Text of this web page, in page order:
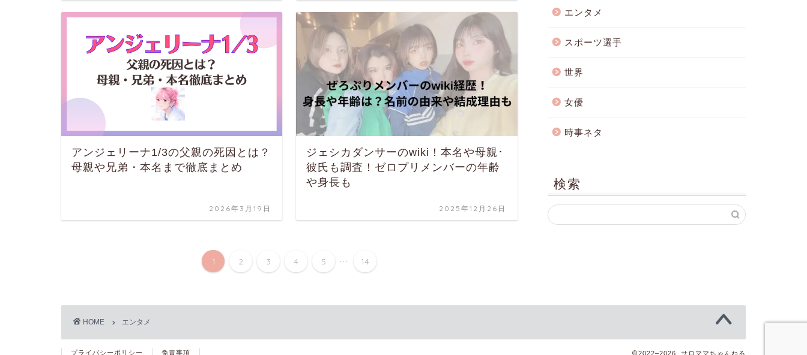
アンジェリーナ1/3の父親の死因とは？
母親や兄弟・本名まで徹底まとめ
2026年3月19日
ジェシカダンサーのwiki！本名や母親･
彼氏も調査！ゼロプリメンバーの年齢
や身長も
2025年12月26日
1 2 3 4 5 ... 14
エンタメ
スポーツ選手
世界
女優
時事ネタ
検索
HOME エンタメ
プライバシーポリシー 免責事項 2022–2026 サロママちゃんねる